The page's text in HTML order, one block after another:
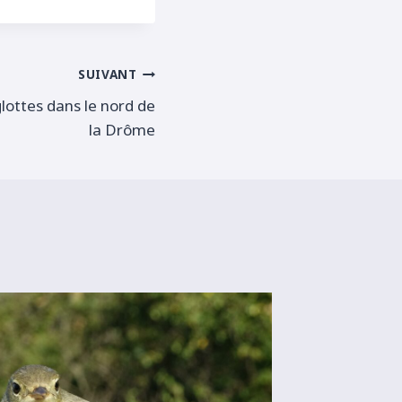
SUIVANT
dans le nord de
la Drôme